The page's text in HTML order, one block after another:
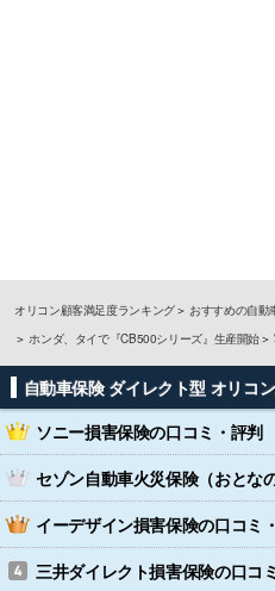
オリコン顧客満足度ランキング おすすめの自動
ホンダ、タイで『CB500シリーズ』生産開始
自動車保険 ダイレクト型 オリコ
ソニー損害保険の口コミ・評判
セゾン自動車火災保険（おとな
イーデザイン損害保険の口コミ
三井ダイレクト損害保険の口コ